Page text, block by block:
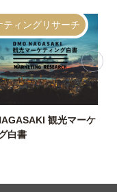
ティングリサーチ
観光マーケ
白書